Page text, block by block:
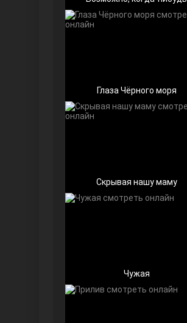
Чёрно-белая любовь
Девушка за стеклом
Глаза Чёрного моря
Скрывая нашу маму
Чужая